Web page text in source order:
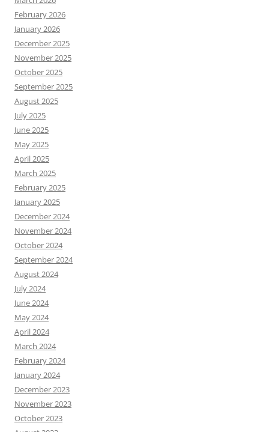
February 2026
January 2026
December 2025
November 2025
October 2025
September 2025
August 2025
July 2025
June 2025
May 2025
April 2025
March 2025
February 2025
January 2025
December 2024
November 2024
October 2024
September 2024
August 2024
July 2024
June 2024
May 2024
April 2024
March 2024
February 2024
January 2024
December 2023
November 2023
October 2023